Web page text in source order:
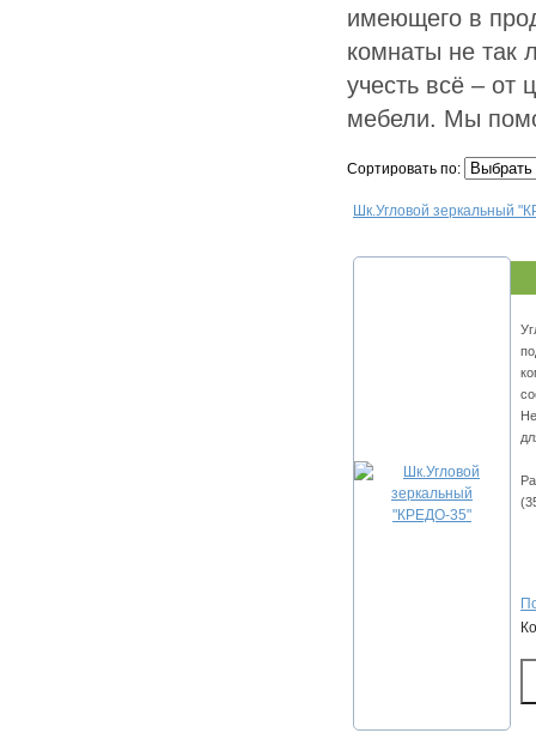
имеющего в
комнаты не так
учесть всё –
мебели. Мы
Сортировать по:
Шк.Угловой зеркальный